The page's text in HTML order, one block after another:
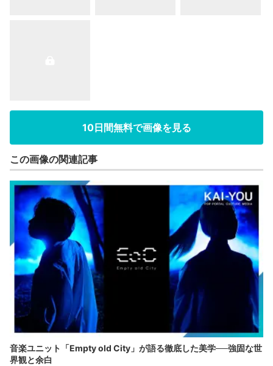
10日間無料で画像を見る
この画像の関連記事
音楽ユニット「Empty old City」が語る徹底した美学──強固な世
界観と余白